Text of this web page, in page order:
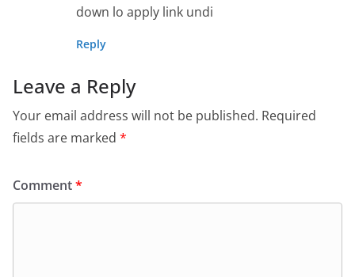
down lo apply link undi
Reply
Leave a Reply
Your email address will not be published. Required
fields are marked *
Comment*